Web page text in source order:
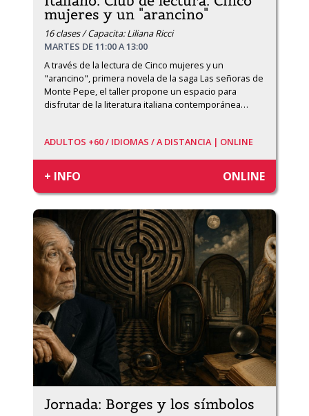
mujeres y un "arancino"
16 clases / Capacita: Liliana Ricci
MARTES DE 11:00 A 13:00
A través de la lectura de Cinco mujeres y un
"arancino", primera novela de la saga Las señoras de
Monte Pepe, el taller propone un espacio para
disfrutar de la literatura italiana contemporánea…
ADULTOS +60 / IDIOMAS /A DISTANCIA | ONLINE
+ INFO ONLINE
Jornada: Borges y los símbolos